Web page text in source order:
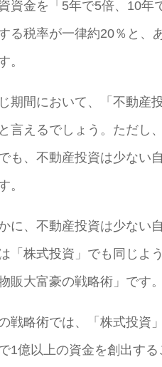
資金を「5年で5倍、10年
る税率が一律約20％と、
。
期間において、「不動産
言えるでしょう。ただし
でも、不動産投資は少ない
。
に、不動産投資は少ない
「株式投資」でも同じよ
物販大富豪の戦略術」です。
戦略術では、「株式投資
1億以上の資金を創出す